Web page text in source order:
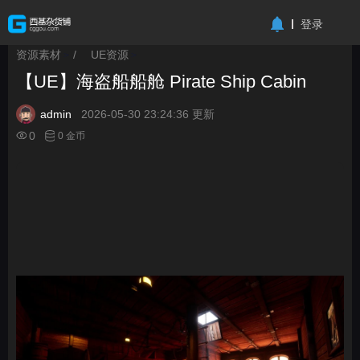
登录
资源素材 / UE资源
【UE】海盗船船舱 Pirate Ship Cabin
admin
2026-05-30 23:24:36 更新
0
0 金币